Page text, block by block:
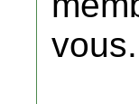
vous.